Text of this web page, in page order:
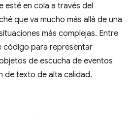
esté en cola a través del
que va mucho más allá de una
más complejas. Entre
código para representar
de escucha de eventos
de texto de alta calidad.